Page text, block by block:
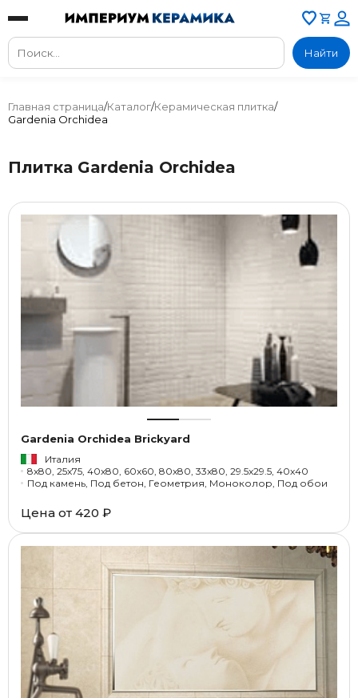
Найти
Главная страница/Каталог/Керамическая плитка/
Gardenia Orchidea
Плитка Gardenia Orchidea
Gardenia Orchidea Brickyard
Италия
8x80, 25x75, 40x80, 60x60, 80x80, 33x80, 29.5x29.5, 40x40
Под камень, Под бетон, Геометрия, Моноколор, Под обои
Цена от 420 ₽